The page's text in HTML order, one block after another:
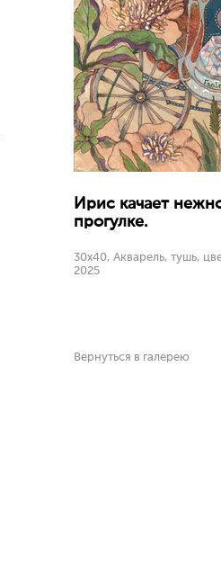
Ирис качает
прогулке.
30x40, Акварель, тушь,
2025
Вернуться в галерею